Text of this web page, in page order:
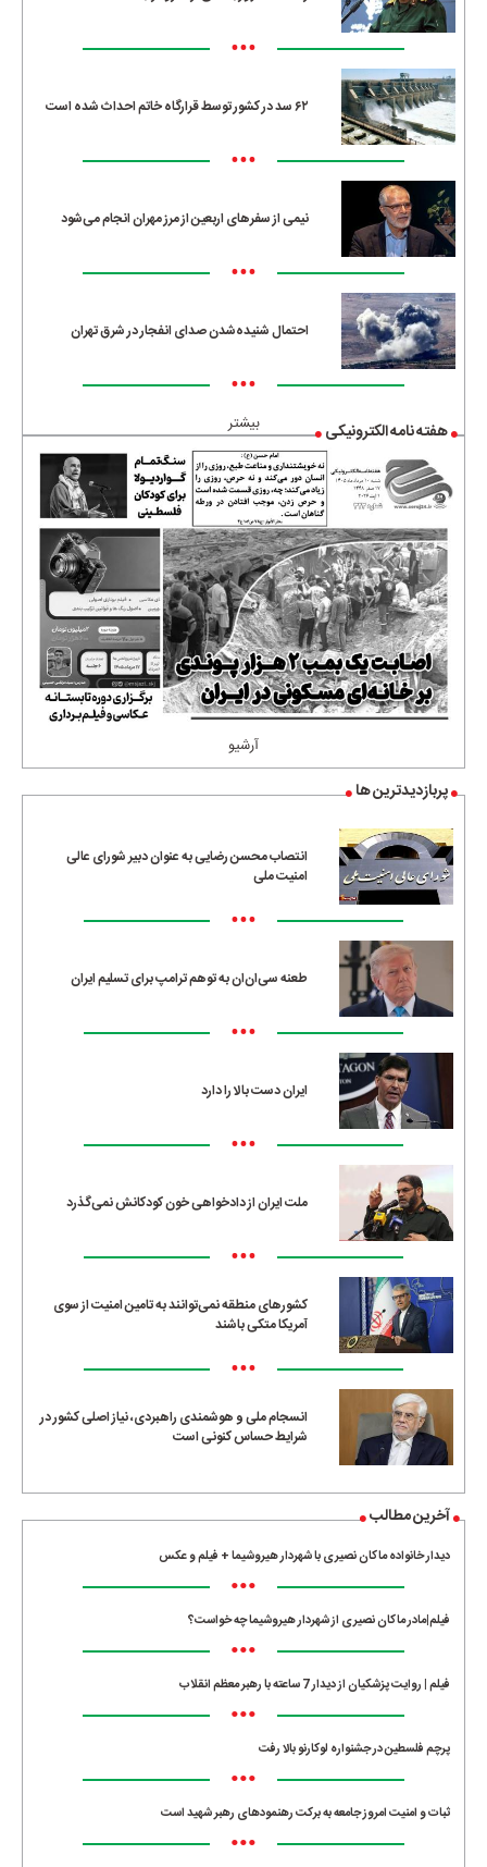
•••
۶۲ سد در کشور توسط قرارگاه خاتم احداث شده است
•••
نیمی از سفرهای اربعین از مرز مهران انجام می‌شود
•••
احتمال شنیده‌شدن صدای انفجار در شرق تهران
•••
بیشتر هفته نامه الکترونیکی
آرشیو
پربازدیدترین ها
انتصاب محسن رضایی به عنوان دبیر شورای عالی
امنیت ملی
•••
طعنه سی‌ان‌ان به توهم ترامپ برای تسلیم ایران
•••
ایران دست بالا را دارد
•••
ملت ایران از دادخواهی خون کودکانش نمی‌گذرد
•••
کشورهای منطقه نمی‌توانند به تامین امنیت از سوی
آمریکا متکی باشند
•••
انسجام ملی و هوشمندی راهبردی، نیاز اصلی کشور در
شرایط حساس کنونی است
آخرین مطالب
دیدار خانواده ماکان نصیری با شهردار هیروشیما + فیلم و عکس
•••
فیلم|مادر ماکان نصیری از شهردار هیروشیما چه خواست؟
•••
فیلم | روایت پزشکیان از دیدار 7 ساعته با رهبر معظم انقلاب
•••
پرچم فلسطین در جشنواره لوکارنو بالا رفت
•••
ثبات و امنیت امروز جامعه به برکت رهنمودهای رهبر شهید است
•••